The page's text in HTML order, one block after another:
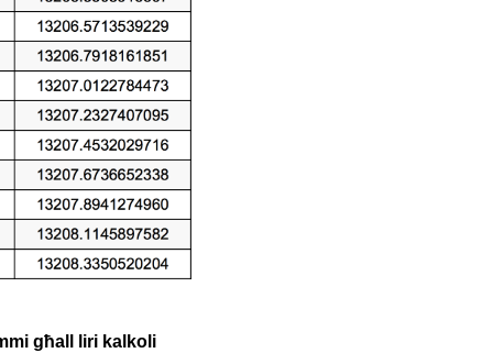
għall liri kalkoli